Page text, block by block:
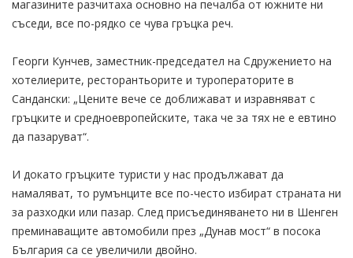
магазините разчитаха основно на печалба от южните ни
съседи, все по-рядко се чува гръцка реч.
Георги Кунчев, заместник-председател на Сдружението на
хотелиерите, ресторантьорите и туроператорите в
Сандански: „Цените вече се доближават и изравняват с
гръцките и средноевропейските, така че за тях не е евтино
да пазаруват“.
И докато гръцките туристи у нас продължават да
намаляват, то румънците все по-често избират страната ни
за разходки или пазар. След присъединяването ни в Шенген
преминаващите автомобили през „Дунав мост“ в посока
България са се увеличили двойно.